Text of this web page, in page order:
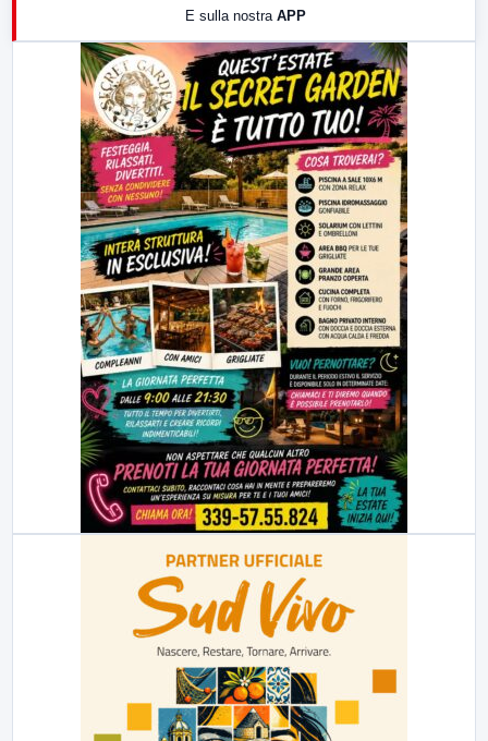
LabNews (replica)
E sulla nostra APP